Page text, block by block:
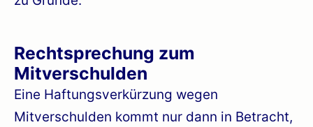
Rechtsprechung zum
Mitverschulden
Eine Haftungsverkürzung wegen
Mitverschulden kommt nur dann in Betracht,